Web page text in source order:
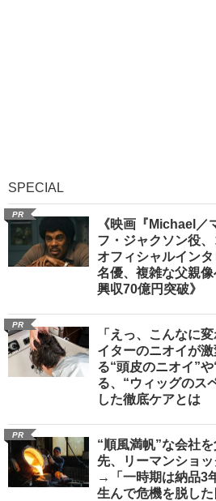
SPECIAL
PR
《映画『Michael／
フ・ジャクソン役
オフィシャルイン
名優、複雑な父親
興収70億円突破》
PR
「えっ、こんなに
イターのニオイが
る“頭皮のニオイ”
る、“ウィッグのス
した徹底ケアとは
PR
“順風満帆”な会社
先、リーマンショ
→「一時期は納品3
生んで危機を脱し